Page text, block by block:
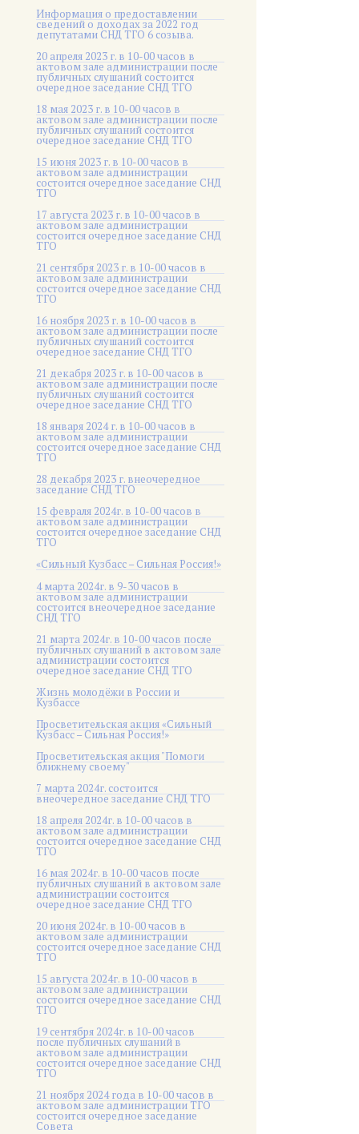
Информация о предоставлении
сведений о доходах за 2022 год
депутатами СНД ТГО 6 созыва.
20 апреля 2023 г. в 10-00 часов в
актовом зале администрации после
публичных слушаний состоится
очередное заседание СНД ТГО
18 мая 2023 г. в 10-00 часов в
актовом зале администрации после
публичных слушаний состоится
очередное заседание СНД ТГО
15 июня 2023 г. в 10-00 часов в
актовом зале администрации
состоится очередное заседание СНД
ТГО
17 августа 2023 г. в 10-00 часов в
актовом зале администрации
состоится очередное заседание СНД
ТГО
21 сентября 2023 г. в 10-00 часов в
актовом зале администрации
состоится очередное заседание СНД
ТГО
16 ноября 2023 г. в 10-00 часов в
актовом зале администрации после
публичных слушаний состоится
очередное заседание СНД ТГО
21 декабря 2023 г. в 10-00 часов в
актовом зале администрации после
публичных слушаний состоится
очередное заседание СНД ТГО
18 января 2024 г. в 10-00 часов в
актовом зале администрации
состоится очередное заседание СНД
ТГО
28 декабря 2023 г. внеочередное
заседание СНД ТГО
15 февраля 2024г. в 10-00 часов в
актовом зале администрации
состоится очередное заседание СНД
ТГО
«Сильный Кузбасс – Сильная Россия!»
4 марта 2024г. в 9-30 часов в
актовом зале администрации
состоится внеочередное заседание
СНД ТГО
21 марта 2024г. в 10-00 часов после
публичных слушаний в актовом зале
администрации состоится
очередное заседание СНД ТГО
Жизнь молодёжи в России и
Кузбассе
Просветительская акция «Сильный
Кузбасс – Сильная Россия!»
Просветительская акция "Помоги
ближнему своему"
7 марта 2024г. состоится
внеочередное заседание СНД ТГО
18 апреля 2024г. в 10-00 часов в
актовом зале администрации
состоится очередное заседание СНД
ТГО
16 мая 2024г. в 10-00 часов после
публичных слушаний в актовом зале
администрации состоится
очередное заседание СНД ТГО
20 июня 2024г. в 10-00 часов в
актовом зале администрации
состоится очередное заседание СНД
ТГО
15 августа 2024г. в 10-00 часов в
актовом зале администрации
состоится очередное заседание СНД
ТГО
19 сентября 2024г. в 10-00 часов
после публичных слушаний в
актовом зале администрации
состоится очередное заседание СНД
ТГО
21 ноября 2024 года в 10-00 часов в
актовом зале администрации ТГО
состоится очередное заседание
Совета